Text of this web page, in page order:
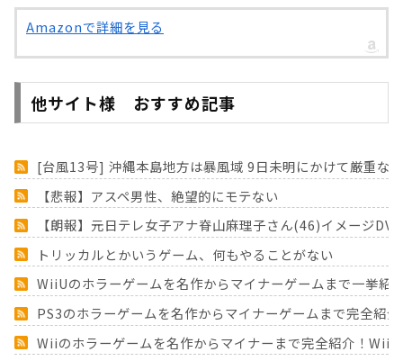
Amazonで詳細を見る
他サイト様 おすすめ記事
[台風13号] 沖縄本島地方は暴風域 9日未明にかけて厳重な
【悲報】アスペ男性、絶望的にモテない
【朗報】元日テレ女子アナ脊山麻理子さん(46)イメージ
トリッカルとかいうゲーム、何もやることがない
WiiUのホラーゲームを名作からマイナーゲームまで一挙紹
PS3のホラーゲームを名作からマイナーゲームまで完全紹
Wiiのホラーゲームを名作からマイナーまで完全紹介！Wii